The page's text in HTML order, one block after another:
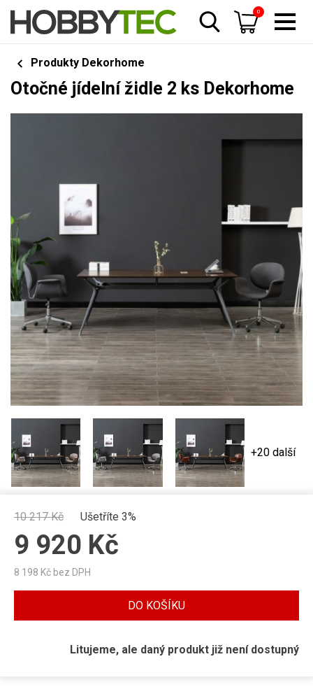
0
Produkty Dekorhome
Otočné jídelní židle 2 ks Dekorhome
+20 další
10 217Kč Ušetříte 3%
9 920 Kč
8 198 Kč bez DPH
DO KOŠÍKU
Litujeme, ale daný produkt již není dostupný